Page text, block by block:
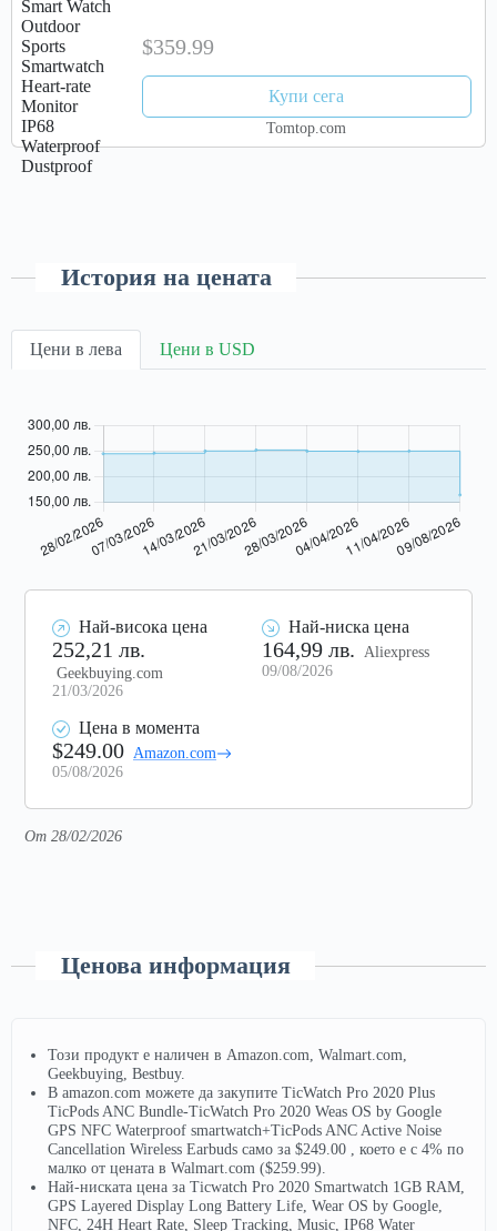
$359.99
Купи сега
Tomtop.com
История на цената
Цени в лева Цени в USD
Най-висока цена
252,21 лв.
Geekbuying.com
21/03/2026
Най-ниска цена
164,99 лв.
Aliexpress
09/08/2026
Цена в момента
$249.00 Amazon.com
05/08/2026
От 28/02/2026
Ценова информация
Този продукт е наличен в Amazon.com, Walmart.com,
Geekbuying, Bestbuy.
В amazon.com можете да закупите TicWatch Pro 2020 Plus
TicPods ANC Bundle-TicWatch Pro 2020 Weas OS by Google
GPS NFC Waterproof smartwatch+TicPods ANC Active Noise
Cancellation Wireless Earbuds само за $249.00 , което е с 4% по
малко от цената в Walmart.com ($259.99).
Най-ниската цена за Ticwatch Pro 2020 Smartwatch 1GB RAM,
GPS Layered Display Long Battery Life, Wear OS by Google,
NFC, 24H Heart Rate, Sleep Tracking, Music, IP68 Water